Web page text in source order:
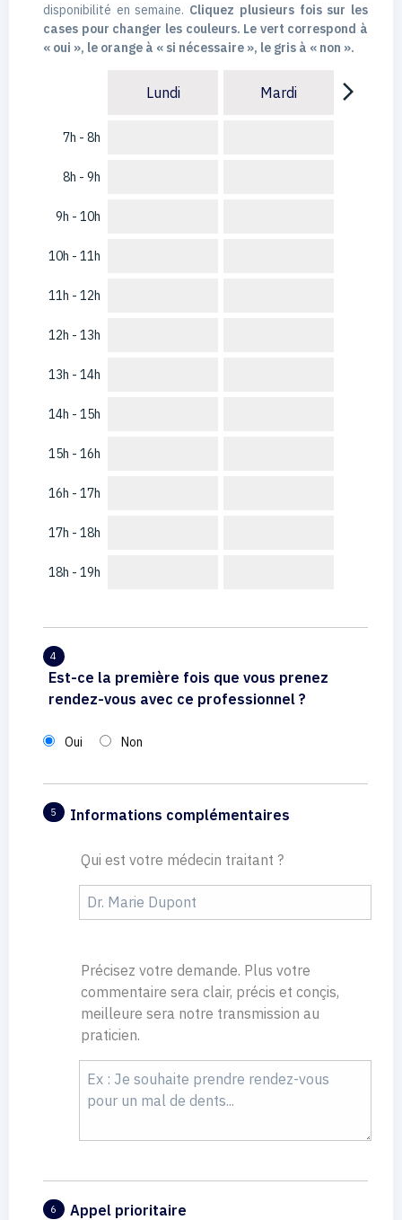
disponibilité en semaine. Cliquez plusieurs fois sur les
cases pour changer les couleurs. Le vert correspond à
« oui », le orange à « si nécessaire », le gris à « non ».
7h - 8h
8h - 9h
9h - 10h
10h - 11h
11h - 12h
12h - 13h
13h - 14h
14h - 15h
15h - 16h
16h - 17h
17h - 18h
18h - 19h
Lundi Mardi arrow_forward_ios
4
Est-ce la première fois que vous prenez
rendez-vous avec ce professionnel ?
Oui Non
5 Informations complémentaires
Qui est votre médecin traitant ?
Précisez votre demande. Plus votre
commentaire sera clair, précis et conçis,
meilleure sera notre transmission au
praticien.
6 Appel prioritaire